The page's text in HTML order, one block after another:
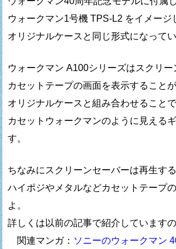
ウォークマン1号機 TPS-L2 をイメージ
オリジナルケースと同じ形式になって
ウォークマン A100シリーズはスクリー
カセットテープの画面を表示すること
オリジナルケースと組み合わせること
カセットウォークマンのように見える
す。
ちなみにスクリーンセーバーは再生す
ハイポジやメタルなどカセットテープ
よ。
詳しくは以前の記事で紹介しています
関連マンガ： ソニーのウォークマン